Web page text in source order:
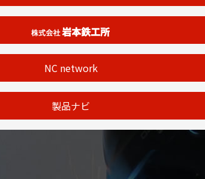
NC network
製品ナビ